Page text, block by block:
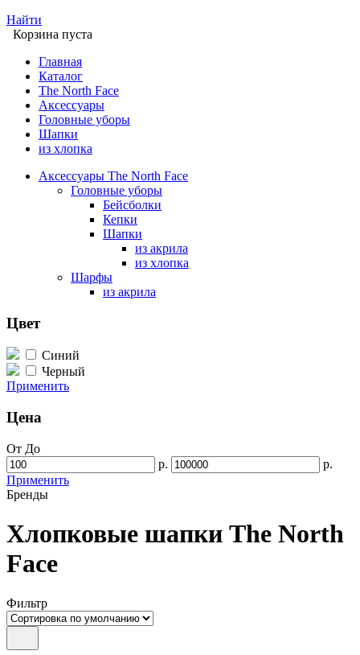
Найти
Корзина пуста
Главная
Каталог
The North Face
Аксессуары
Головные уборы
Шапки
из хлопка
Аксессуары The North Face
Головные уборы
Бейсболки
Кепки
Шапки
из акрила
из хлопка
Шарфы
из акрила
Цвет
Синий
Черный
Применить
Цена
От До
р.
р.
Применить
Бренды
Хлопковые шапки The North
Face
Фильтр